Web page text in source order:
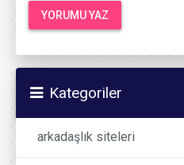
Kategoriler
arkadaşlık siteleri